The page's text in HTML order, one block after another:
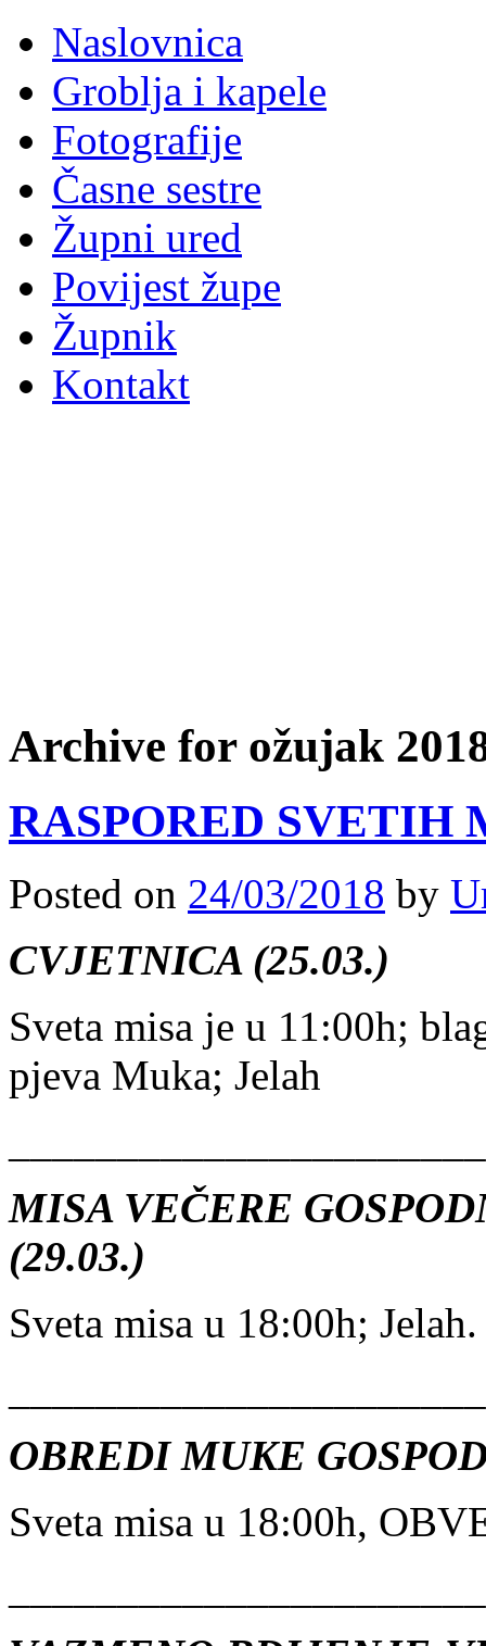
Naslovnica
Groblja i kapele
Fotografije
Časne sestre
Župni ured
Povijest župe
Župnik
Kontakt
Archive for ožujak
RASPORED SVETIH
Posted on 24/03/2018 by
CVJETNICA (25.03.)
Sveta misa je u 11:00h;
pjeva Muka; Jelah
MISA VEČERE
(29.03.)
Sveta misa u 18:00h; Jelah.
OBREDI MUKE
Sveta misa u 18:00h,